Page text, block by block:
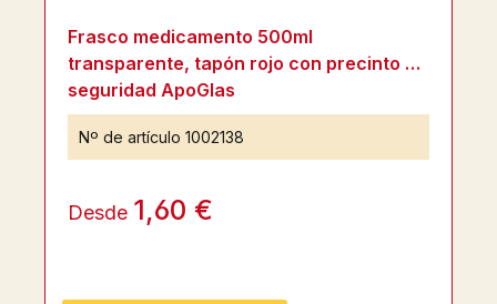
Frasco medicamento 500ml
transparente, tapón rojo con precinto de
seguridad ApoGlas
Nº de artículo 1002138
Desde 1,60 €